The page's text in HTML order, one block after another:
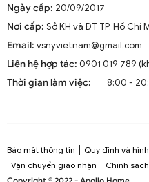
chất liệu bền bỉ là một yếu tố
cho đèn tường ngoài trời bao
nhựa chịu nhiệt.
2.2. Đa Dạng Kiểu Dáng
Đèn treo:Thường được
Đèn ốp:Với thiết kế ấn
cho các bức tường có diện
biệt cho thiết kế ngoại thất.
Ngày cấp: 20/09/2017
Nơi cấp: Sở KH và ĐT TP. Hồ Chí
Email: vsnyvietnam@gmail.com
Liên hệ hợp tác: 0901 019 789
Thời gian làm việc:
8:00 -
Bảo mật thông tin
Quy định và
Vận chuyển giao nhận
Chính